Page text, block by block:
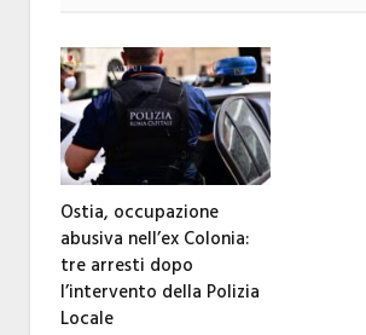
Ostia, occupazione
abusiva nell’ex Colonia:
tre arresti dopo
l’intervento della Polizia
Locale